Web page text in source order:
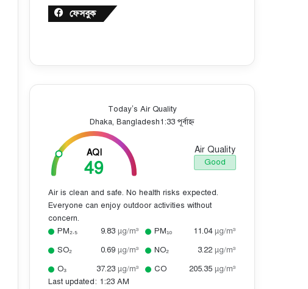
ফেসবুক
Today’s Air Quality
Dhaka, Bangladesh1:33 পূর্বাহ্ন
AQI
49
Air Quality
Good
Air is clean and safe. No health risks expected.
Everyone can enjoy outdoor activities without
concern.
PM₂.₅
9.83 µg/m³ PM₁₀ 11.04 µg/m³
SO₂
0.69 µg/m³ NO₂ 3.22 µg/m³
O₃
37.23 µg/m³ CO 205.35 µg/m³
Last updated: 1:23 AM